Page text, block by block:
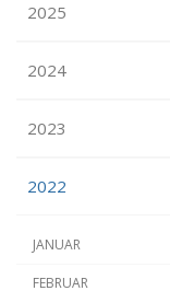
2025
2024
2023
2022
JANUAR
FEBRUAR